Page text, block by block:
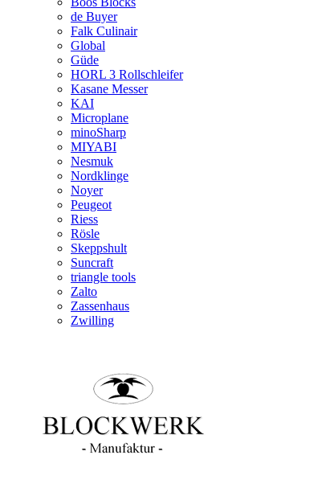
de Buyer
Falk Culinair
Global
Güde
HORL 3 Rollschleifer
Kasane Messer
KAI
Microplane
minoSharp
MIYABI
Nesmuk
Nordklinge
Noyer
Peugeot
Riess
Rösle
Skeppshult
Suncraft
triangle tools
Zalto
Zassenhaus
Zwilling